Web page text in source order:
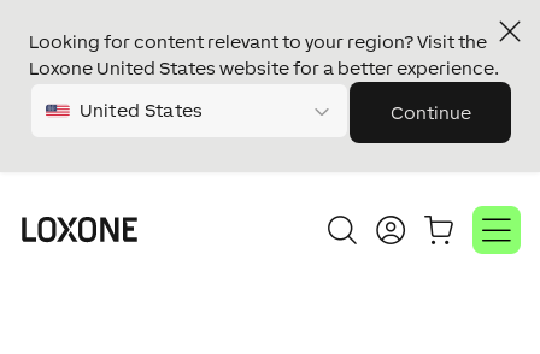
Looking for content relevant to your region? Visit the
Loxone United States website for a better experience.
United States Continue